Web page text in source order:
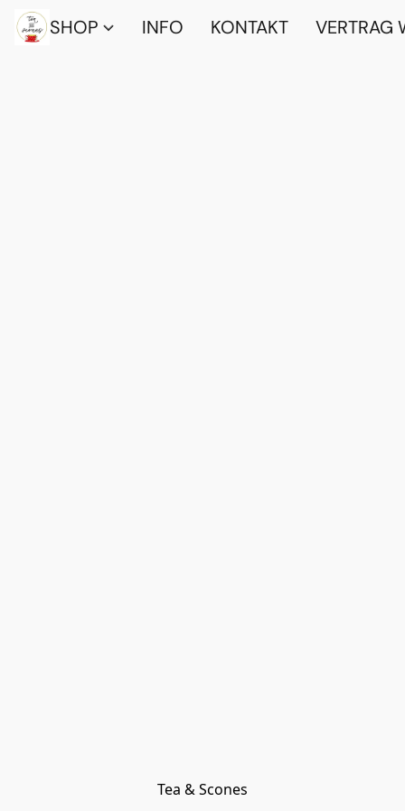
SHOP INFO KONTAKT VERTRAG
Tea & Scones